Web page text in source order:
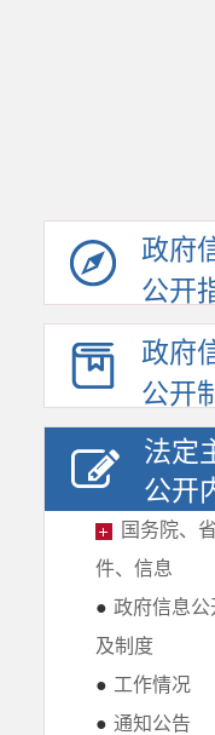
政府
公开
政府
公开
法定
公开
国务院、
件、信息
● 政府信息公
及制度
● 工作情况
● 通知公告